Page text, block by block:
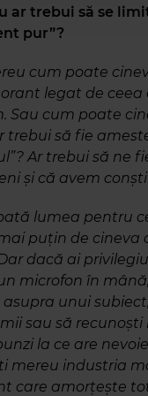
ar trebui să se
pur”?
cum poate
legat de ceea
Sau cum poate
trebui să fie
Ar trebui să ne
și că avem
lumea pentru
puțin de cineva
dacă ai
microfon în
unui
sau să recunoști
la ce are
mereu industria
care amorțește